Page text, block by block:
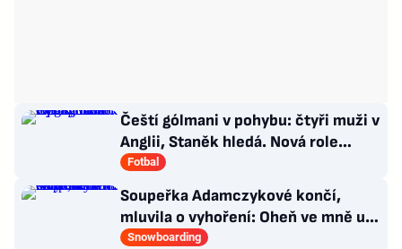
Čeští gólmani v pohybu: čtyři muži v
Anglii, Staněk hledá. Nová role
Kinského
Fotbal
Soupeřka Adamczykové končí,
mluvila o vyhoření: Oheň ve mně už
prostě není. Chce učit
Snowboarding